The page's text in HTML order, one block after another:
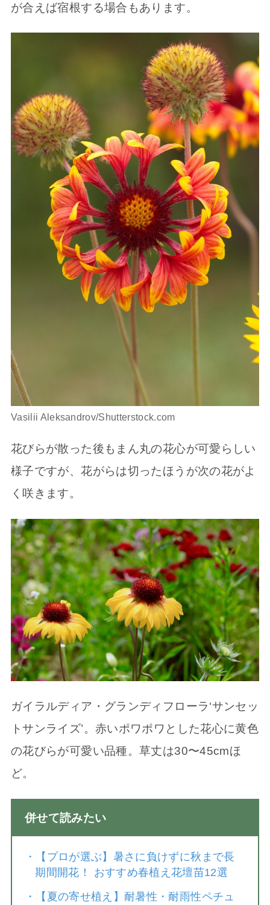
が合えば宿根する場合もあります。
Vasilii Aleksandrov/Shutterstock.com
花びらが散った後もまん丸の花心が可愛らしい
様子ですが、花がらは切ったほうが次の花がよ
く咲きます。
ガイラルディア・グランディフローラ‘サンセッ
トサンライズ’。赤いポワポワとした花心に黄色
の花びらが可愛い品種。草丈は30〜45cmほ
ど。
併せて読みたい
・
【プロが選ぶ】暑さに負けずに秋まで長
期間開花！ おすすめ春植え花壇苗12選
・
【夏の寄せ植え】耐暑性・耐雨性ペチュ